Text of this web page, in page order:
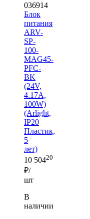
036914
Блок
питания
ARV-
SP-
100-
MAG45-
PFC-
BK
(24V,
4.17A,
100W)
(Arlight,
IP20
Пластик,
5
лет)
10 50420
₽/
шт
В
наличии